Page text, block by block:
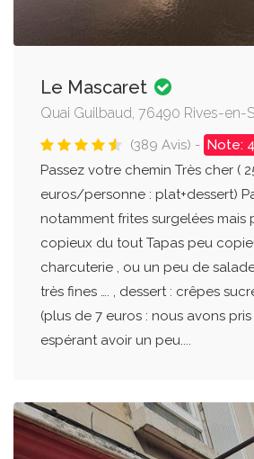
Le Mascaret
Quai Guilbaud, 76490 Rives-en-
(389 Avis) - Note:
Passez votre chemin Très cher (
euros/personne : plat+dessert)
notamment frites surgelées mais
copieux du tout Tapas peu
charcuterie , ou un peu de
très fines …. , dessert : crêpes
(plus de 7 euros : nous avons
espérant avoir un peu....